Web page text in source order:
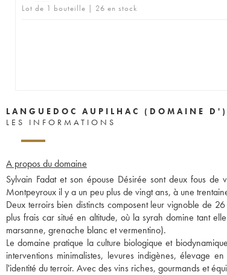
Lot de 1 bouteille | 26 en stock
LANGUEDOC AUPILHAC (DOMAINE
LES INFORMATIONS
A propos du domaine
Sylvain Fadat et son épouse Désirée sont deux fous
Montpeyroux il y a un peu plus de vingt ans, à une
Deux terroirs bien distincts composent leur vignoble de
plus frais car situé en altitude, où la syrah domine tant
marsanne, grenache blanc et vermentino).
Le domaine pratique la culture biologique et
interventions minimalistes, levures indigènes, élevage
l'identité du terroir. Avec des vins riches, gourmands et